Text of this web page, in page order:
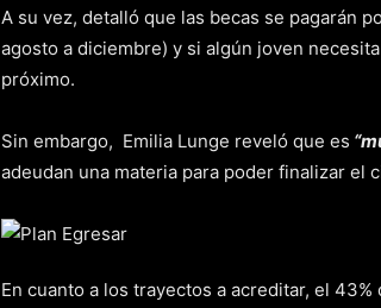
A su vez, detalló que las becas se pagarán
agosto a diciembre) y si algún joven
próximo.
Sin embargo, Emilia Lunge reveló que es
adeudan una materia para poder finalizar
En cuanto a los trayectos a acreditar, el